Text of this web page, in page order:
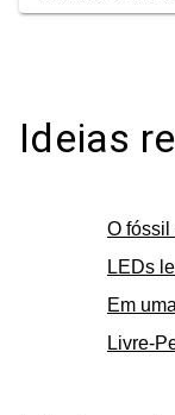
Ideias
O fóssil
LEDs
Em
Livre-